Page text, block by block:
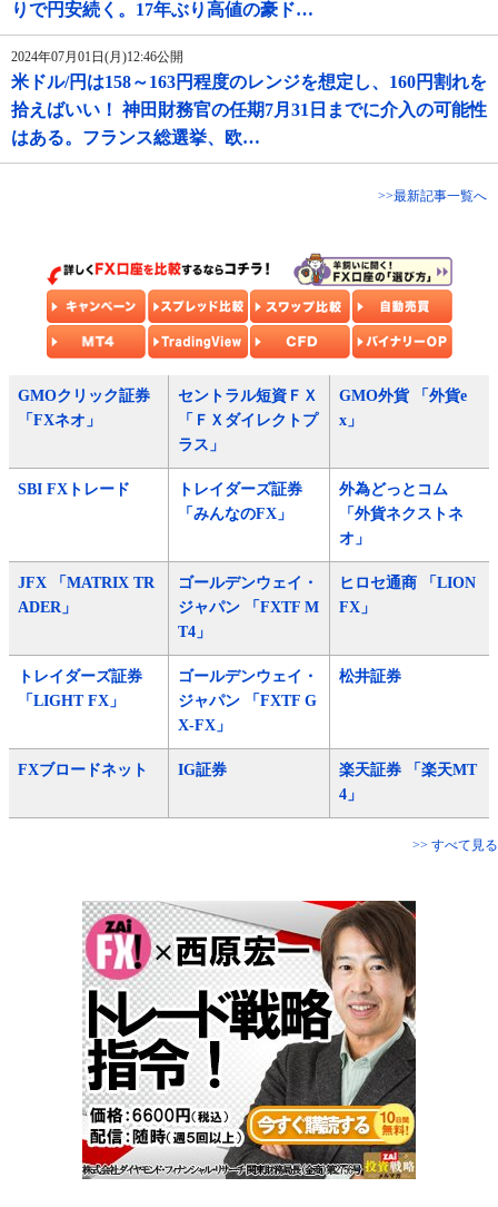
りで円安続く。17年ぶり高値の豪ド…
2024年07月01日(月)12:46公開
米ドル/円は158～163円程度のレンジを想定し、160円割れを
拾えばいい！ 神田財務官の任期7月31日までに介入の可能性
はある。フランス総選挙、欧…
>>最新記事一覧へ
GMOクリック証券
「FXネオ」
セントラル短資ＦＸ
「ＦＸダイレクトプ
ラス」
GMO外貨 「外貨e
x」
SBI FXトレード
トレイダーズ証券
「みんなのFX」
外為どっとコム
「外貨ネクストネ
オ」
JFX 「MATRIX TR
ADER」
ゴールデンウェイ・
ジャパン 「FXTF M
T4」
ヒロセ通商 「LION
FX」
トレイダーズ証券
「LIGHT FX」
ゴールデンウェイ・
ジャパン 「FXTF G
X-FX」
松井証券
FXブロードネット IG証券
楽天証券 「楽天MT
4」
>> すべて見る